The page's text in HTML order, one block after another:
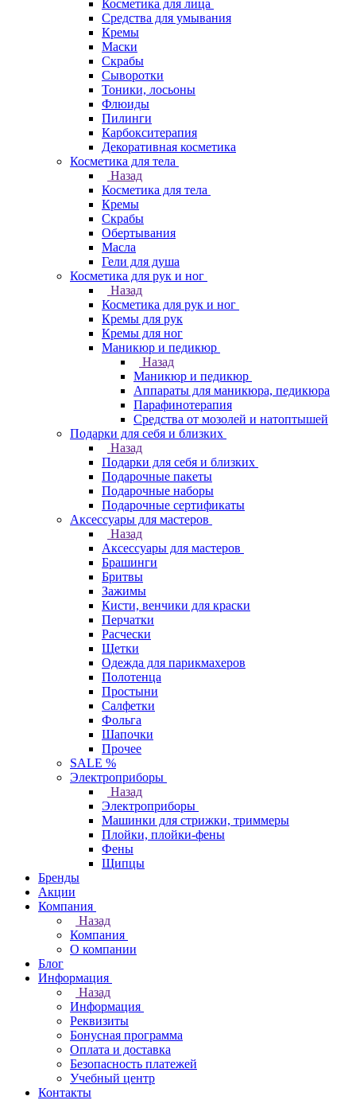
Косметика для лица
Средства для умывания
Кремы
Маски
Скрабы
Сыворотки
Тоники, лосьоны
Флюиды
Пилинги
Карбокситерапия
Декоративная косметика
Косметика для тела
Назад
Косметика для тела
Кремы
Скрабы
Обертывания
Масла
Гели для душа
Косметика для рук и ног
Назад
Косметика для рук и ног
Кремы для рук
Кремы для ног
Маникюр и педикюр
Назад
Маникюр и педикюр
Аппараты для маникюра, педикюра
Парафинотерапия
Средства от мозолей и натоптышей
Подарки для себя и близких
Назад
Подарки для себя и близких
Подарочные пакеты
Подарочные наборы
Подарочные сертификаты
Аксессуары для мастеров
Назад
Аксессуары для мастеров
Брашинги
Бритвы
Зажимы
Кисти, венчики для краски
Перчатки
Расчески
Щетки
Одежда для парикмахеров
Полотенца
Простыни
Салфетки
Фольга
Шапочки
Прочее
SALE %
Электроприборы
Назад
Электроприборы
Машинки для стрижки, триммеры
Плойки, плойки-фены
Фены
Щипцы
Бренды
Акции
Компания
Назад
Компания
О компании
Блог
Информация
Назад
Информация
Реквизиты
Бонусная программа
Оплата и доставка
Безопасность платежей
Учебный центр
Контакты